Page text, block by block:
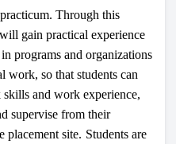
Through this
gain practical experience
programs and organizations
work, so that students can
and work experience,
supervise from their
placement site. Students are